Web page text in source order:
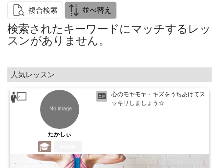
複合検索 並べ替え
検索されたキーワードにマッチするレッ
スンがありません。
人気レッスン
たかしぃ
心のモヤモヤ・キズをうちあけてス
ッキリしましょう☆